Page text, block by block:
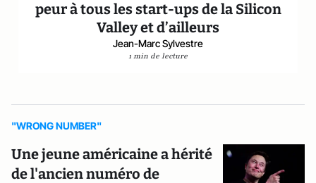
peur à tous les start-ups de la Silicon
Valley et d’ailleurs
Jean-Marc Sylvestre
1 min de lecture
"WRONG NUMBER"
Une jeune américaine a hérité
de l'ancien numéro de